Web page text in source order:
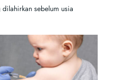
sebelum usia